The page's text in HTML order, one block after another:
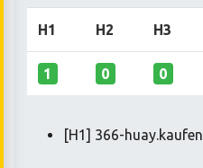
H1 H2 H3
1 0 0
[H1] 366-huay.kaufen